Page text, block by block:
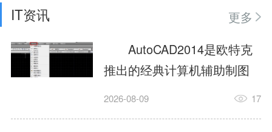
IT资讯
更多
AutoCAD2014是欧特克
推出的经典计算机辅助制图
工具，主打稳定2D施工图绘
2026-08-09 17